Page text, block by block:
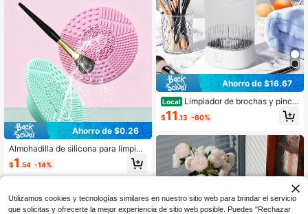
Ahorro de $0.26
Almohadilla de silicona para limpiar
brochas de maquillaje, herramienta
de limpieza de brochas de maquillaj
e
$1.54 -14%
ersonalizado, verano, regalos para i
nvitados de boda, suministros para f
iestas, suministros de jardinería
Ahorro de $16.67
Local Limpiador de brochas y pincel
es - Máquina limpiadora de brochas
y pinceles de maquillaje multiusos |
e maquillaje con centrifugador, herr
amienta para limpiar brochas de ma
quillaje como borlas, esponjas y hu
evos de maquillaje
$11 .13 -60%
Utilizamos cookies y tecnologías similares en nuestro sitio web para brindar el servicio
que solicitas y ofrecerte la mejor experiencia de sitio web posible. Puedes "Rechazar